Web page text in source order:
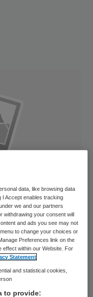
dreigen
Uit
Emmen 15,85
data, like browsing data
I Accept enables tracking
we and our partners
withdrawing your consent will
and ads you see may not
to change your choices or
Preferences link on the
effect within our Website. For
Statement
and statistical cookies,
to provide: